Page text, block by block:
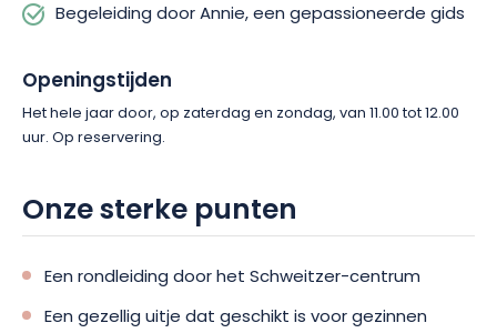
Begeleiding door Annie, een gepassioneerde gids
Openingstijden
Het hele jaar door, op zaterdag en zondag, van 11.00 tot 12.00
uur. Op reservering.
Onze sterke punten
Een rondleiding door het Schweitzer-centrum
Een gezellig uitje dat geschikt is voor gezinnen